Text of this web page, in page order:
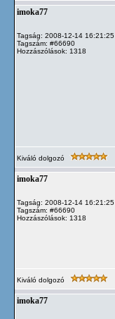
imoka77
Tagság: 2008-12-14 16:21:25
Tagszám: #66690
Hozzászólások: 1318
Kiváló dolgozó
imoka77
Tagság: 2008-12-14 16:21:25
Tagszám: #66690
Hozzászólások: 1318
Kiváló dolgozó
imoka77